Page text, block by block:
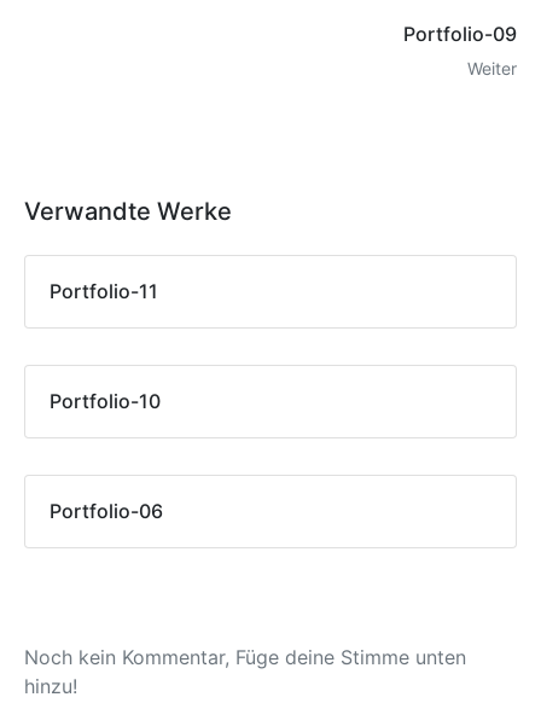
Portfolio-09
Weiter
Verwandte Werke
Portfolio-11
Portfolio-10
Portfolio-06
Noch kein Kommentar, Füge deine Stimme unten
hinzu!